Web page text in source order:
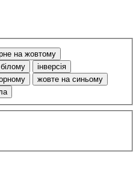
на жовтому
інверсія
жовте на синьому